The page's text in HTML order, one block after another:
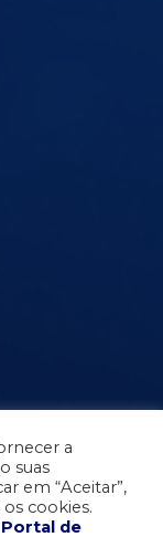
a
suas
em “Aceitar”,
cookies.
Portal de